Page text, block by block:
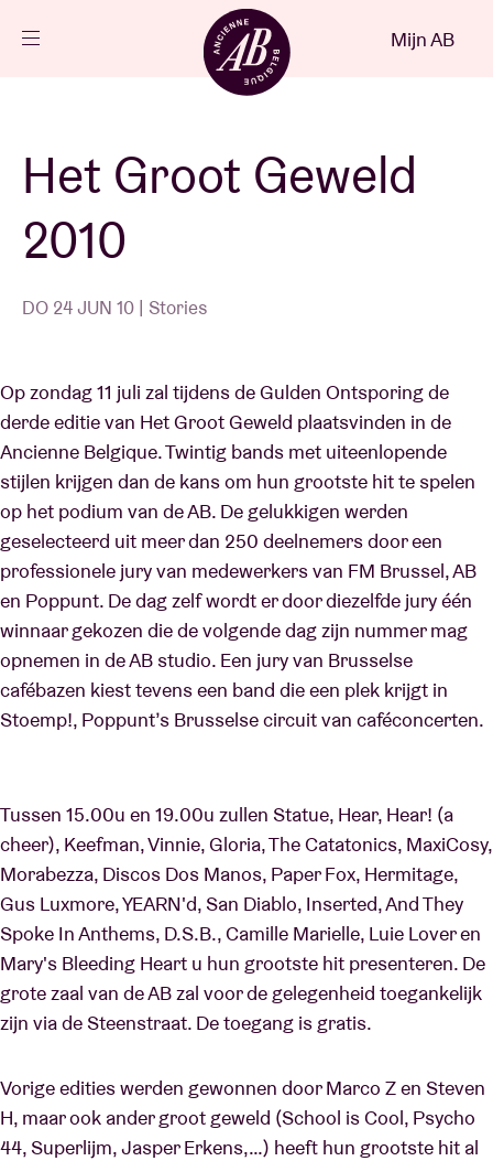
NL
Projecten
Nieuws
Bezoekersinfo
AB ❤ you
Zaalhuur
BRDCST
ABtv
Over AB
Contact
Mijn AB
Het Groot Geweld
2010
DO 24 JUN 10 | Stories
Op zondag 11 juli zal tijdens de Gulden Ontsporing de
derde editie van Het Groot Geweld plaatsvinden in de
Ancienne Belgique. Twintig bands met uiteenlopende
stijlen krijgen dan de kans om hun grootste hit te spelen
op het podium van de AB. De gelukkigen werden
geselecteerd uit meer dan 250 deelnemers door een
professionele jury van medewerkers van FM Brussel, AB
en Poppunt. De dag zelf wordt er door diezelfde jury één
winnaar gekozen die de volgende dag zijn nummer mag
opnemen in de AB studio. Een jury van Brusselse
cafébazen kiest tevens een band die een plek krijgt in
Stoemp!, Poppunt’s Brusselse circuit van caféconcerten.
Tussen 15.00u en 19.00u zullen Statue, Hear, Hear! (a
cheer), Keefman, Vinnie, Gloria, The Catatonics, MaxiCosy,
Morabezza, Discos Dos Manos, Paper Fox, Hermitage,
Gus Luxmore, YEARN'd, San Diablo, Inserted, And They
Spoke In Anthems, D.S.B., Camille Marielle, Luie Lover en
Mary's Bleeding Heart u hun grootste hit presenteren. De
grote zaal van de AB zal voor de gelegenheid toegankelijk
zijn via de Steenstraat. De toegang is gratis.
Vorige edities werden gewonnen door Marco Z en Steven
H, maar ook ander groot geweld (School is Cool, Psycho
44, Superlijm, Jasper Erkens,…) heeft hun grootste hit al